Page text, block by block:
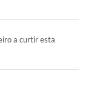
a curtir esta